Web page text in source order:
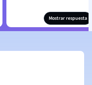
Mostrar respuesta